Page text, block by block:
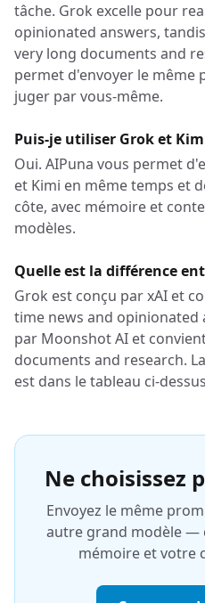
tâche. Grok excelle pour
opinionated answers,
very long documents and
permet d'envoyer le même
juger par vous-même.
Puis-je utiliser Grok et
Oui. AIPuna vous permet
et Kimi en même temps et
côte, avec mémoire et
modèles.
Quelle est la différence
Grok est conçu par xAI et
time news and opinionated
par Moonshot AI et
documents and research.
est dans le tableau ci-
Ne choisissez
Envoyez le même
autre grand modèle —
mémoire et votre